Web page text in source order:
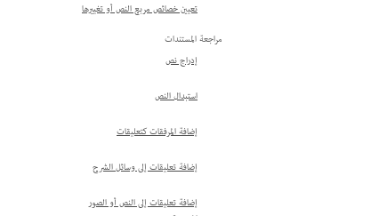
تعيين خصائص مربع النص أو تغييرها
مراجعة المستندات
إدراج نص
استبدال النص
إضافة المرفقات كتعليقات
إضافة تعليقات إلى وسائل الشرح
إضافة تعليقات إلى النص أو الصور